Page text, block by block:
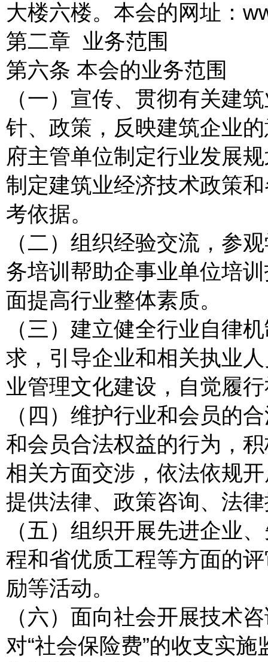
大楼六楼。本会的网址：
第二章 业务范围
第六条 本会的业务范围
（一）宣传、贯彻有关建
针、政策，反映建筑企业
府主管单位制定行业发展
制定建筑业经济技术政策
考依据。
（二）组织经验交流，参
务培训帮助企事业单位培
面提高行业整体素质。
（三）建立健全行业自律
求，引导企业和相关执业
业管理文化建设，自觉履
（四）维护行业和会员的
和会员合法权益的行为，
相关方面交涉，依法依规
提供法律、政策咨询、法
（五）组织开展先进企业
程和省优质工程等方面的
励等活动。
（六）面向社会开展技术
对“社会保险费”的收支实